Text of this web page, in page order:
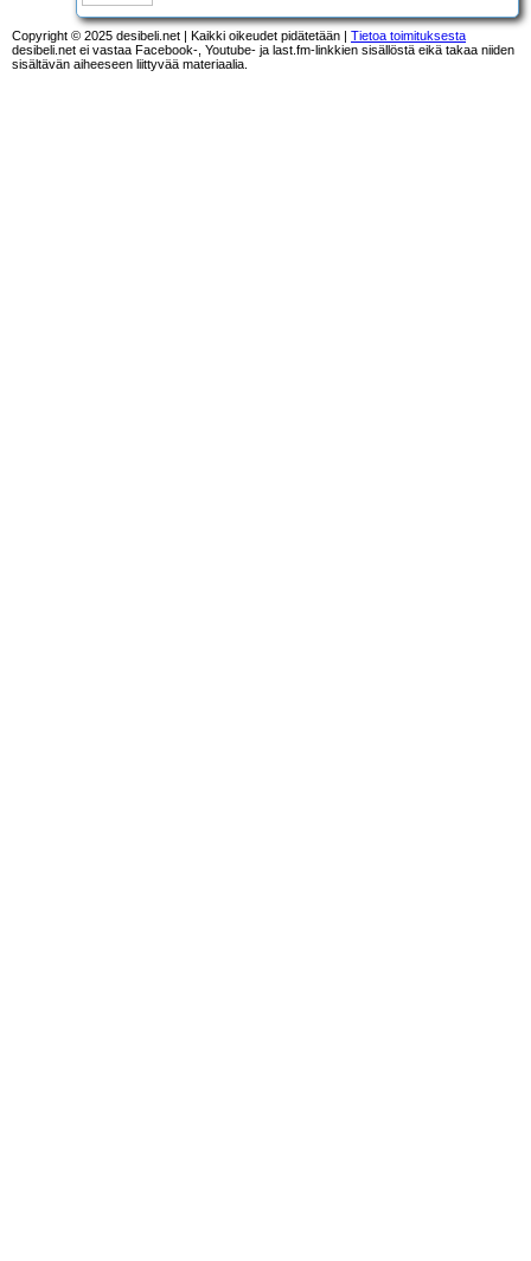
Copyright © 2025 desibeli.net | Kaikki oikeudet pidätetään | Tietoa toimituksesta
desibeli.net ei vastaa Facebook-, Youtube- ja last.fm-linkkien sisällöstä eikä takaa niiden
sisältävän aiheeseen liittyvää materiaalia.